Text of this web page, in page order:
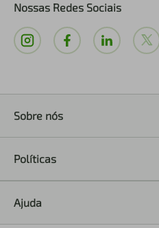
Nossas Redes Sociais
Sobre nós
Políticas
Ajuda